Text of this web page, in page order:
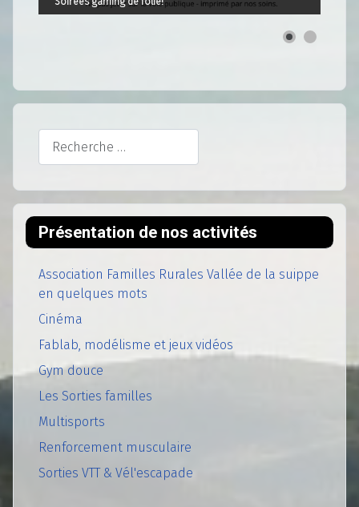
Rechercher
Présentation de nos activités
Association Familles Rurales Vallée de la suippe
en quelques mots
Cinéma
Fablab, modélisme et jeux vidéos
Gym douce
Les Sorties familles
Multisports
Renforcement musculaire
Sorties VTT & Vél'escapade